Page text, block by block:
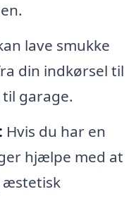
lave smukke
din indkørsel til
garage.
Hvis du har en
hjælpe med at
æstetisk